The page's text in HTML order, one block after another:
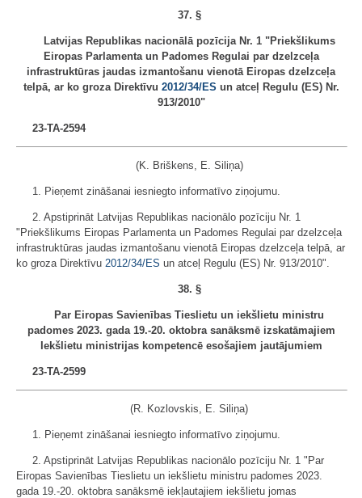
37. §
Latvijas Republikas nacionālā pozīcija Nr. 1 "Priekšlikums
Eiropas Parlamenta un Padomes Regulai par dzelzceļa
infrastruktūras jaudas izmantošanu vienotā Eiropas dzelzceļa
telpā, ar ko groza Direktīvu 2012/34/ES un atceļ Regulu (ES) Nr.
913/2010"
23-TA-2594
(K. Briškens, E. Siliņa)
1. Pieņemt zināšanai iesniegto informatīvo ziņojumu.
2. Apstiprināt Latvijas Republikas nacionālo pozīciju Nr. 1
"Priekšlikums Eiropas Parlamenta un Padomes Regulai par dzelzceļa
infrastruktūras jaudas izmantošanu vienotā Eiropas dzelzceļa telpā, ar
ko groza Direktīvu 2012/34/ES un atceļ Regulu (ES) Nr. 913/2010".
38. §
Par Eiropas Savienības Tieslietu un iekšlietu ministru
padomes 2023. gada 19.-20. oktobra sanāksmē izskatāmajiem
Iekšlietu ministrijas kompetencē esošajiem jautājumiem
23-TA-2599
(R. Kozlovskis, E. Siliņa)
1. Pieņemt zināšanai iesniegto informatīvo ziņojumu.
2. Apstiprināt Latvijas Republikas nacionālo pozīciju Nr. 1 "Par
Eiropas Savienības Tieslietu un iekšlietu ministru padomes 2023.
gada 19.-20. oktobra sanāksmē iekļautajiem iekšlietu jomas